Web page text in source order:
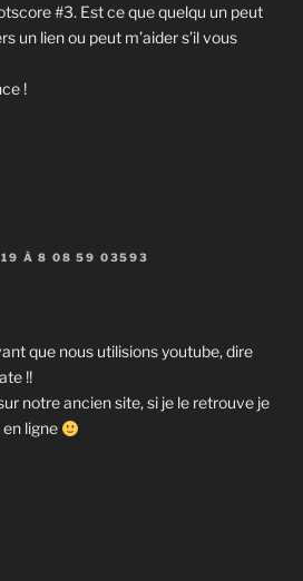
#3. Est ce que quelqu un peut
un lien ou peut m’aider s’il vous
!
À 8 08 59 03593
que nous utilisions youtube, dire
!!
notre ancien site, si je le retrouve je
ligne